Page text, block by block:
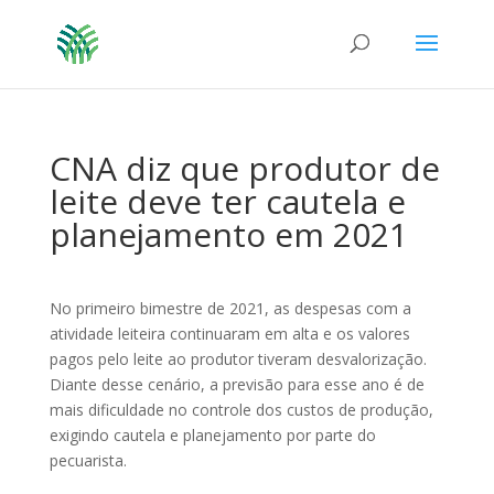
CNA diz que produtor de
leite deve ter cautela e
planejamento em 2021
No primeiro bimestre de 2021, as despesas com a
atividade leiteira continuaram em alta e os valores
pagos pelo leite ao produtor tiveram desvalorização.
Diante desse cenário, a previsão para esse ano é de
mais dificuldade no controle dos custos de produção,
exigindo cautela e planejamento por parte do
pecuarista.